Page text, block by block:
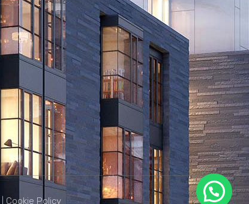
Cookie Policy